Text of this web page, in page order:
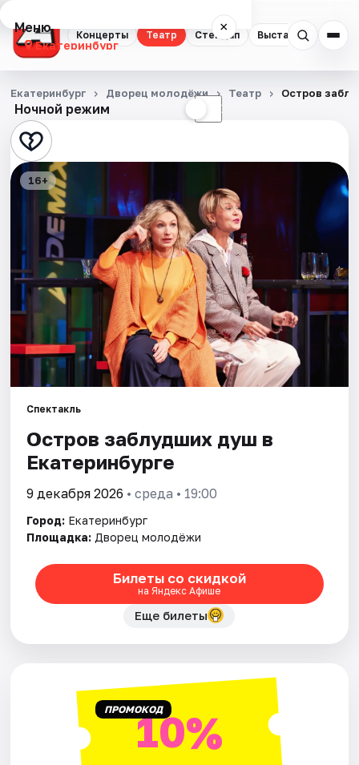
Концерты Театр Стендап Выставки
Меню ×
Екатеринбург
Концерты
Театр
Стендап
Выставки
Квесты
Экскурсии
Спорт
События
Площадки
Артисты
Ночной режим ☾
Екатеринбург Дворец молодёжи Театр Остров
16+
Спектакль
Остров заблудших душ в
Екатеринбурге
9 декабря 2026 • среда • 19:00
Город: Екатеринбург
Площадка: Дворец молодёжи
Билеты со скидкой
на Яндекс Афише
Еще билеты
ПРОМОКОД10%